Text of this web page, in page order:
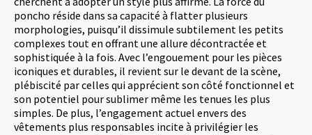
poncho réside dans sa capacité à flatter plusieurs
morphologies, puisqu’il dissimule subtilement les petits
complexes tout en offrant une allure décontractée et
sophistiquée à la fois. Avec l’engouement pour les pièces
iconiques et durables, il revient sur le devant de la scène,
plébiscité par celles qui apprécient son côté fonctionnel et
son potentiel pour sublimer même les tenues les plus
simples. De plus, l’engagement actuel envers des
vêtements plus responsables incite à privilégier les